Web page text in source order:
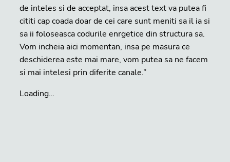
de inteles si de acceptat, insa acest text va putea fi
cititi cap coada doar de cei care sunt meniti sa il ia si
sa ii foloseasca codurile enrgetice din structura sa.
Vom incheia aici momentan, insa pe masura ce
deschiderea este mai mare, vom putea sa ne facem
si mai intelesi prin diferite canale.”
Loading…